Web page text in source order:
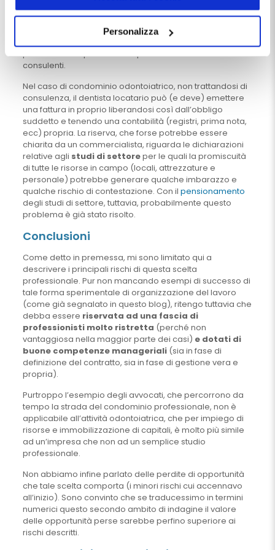
Chiudendo questo banner tramite apposita X in alto a
Personalizza
professionisti, in presenza di contratto di locazione,
dovrebbe superare i vincoli posti in materia di
accentramento di compensi, che obbligherebbe il
paziente salvo poi onorare quella emessa dai
consulenti.
Nel caso di condominio odontoiatrico, non trattandosi di
consulenza, il dentista locatario può (e deve) emettere
una fattura in proprio liberandosi così dall’obbligo
suddetto e tenendo una contabilità (registri, prima nota,
ecc) propria. La riserva, che forse potrebbe essere
chiarita da un commercialista, riguarda le dichiarazioni
relative agli studi di settoreper le quali la promiscuità
di tutte le risorse in campo (locali, attrezzature e
personale) potrebbe generare qualche imbarazzo e
qualche rischio di contestazione. Con il pensionamento
degli studi di settore, tuttavia, probabilmente questo
problema è già stato risolto.
Conclusioni
Come detto in premessa, mi sono limitato qui a
descrivere i principali rischi di questa scelta
professionale. Pur non mancando esempi di successo di
tale forma sperimentale di organizzazione del lavoro
(come già segnalato in questo blog), ritengo tuttavia che
debba essere riservata ad una fascia di
professionisti molto ristretta (perché non
vantaggiosa nella maggior parte dei casi) e dotati di
buone competenze manageriali(sia in fase di
definizione del contratto, sia in fase di gestione vera e
propria).
Purtroppo l’esempio degli avvocati, che percorrono da
tempo la strada del condominio professionale, non è
applicabile all’attività odontoiatrica, che per impiego di
risorse e immobilizzazione di capitali, è molto più simile
ad un’impresa che non ad un semplice studio
professionale.
Non abbiamo infine parlato delle perdite di opportunità
che tale scelta comporta (i minori rischi cui accennavo
all’inizio). Sono convinto che se traducessimo in termini
numerici questo secondo ambito di indagine il valore
delle opportunità perse sarebbe perfino superiore ai
rischi descritti.